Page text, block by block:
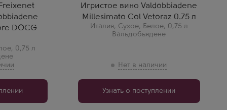
DOCG
, 0,75 л
Игристое вино Valdobbiadene
Millesimato Col Vetoraz 0.75 л
Италия, Сухое, Белое, 0,75 л
Вальдобьядене
Узнать о поступлении